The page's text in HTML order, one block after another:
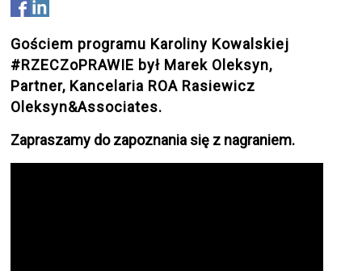
Gościem programu Karoliny Kowalskiej
#RZECZoPRAWIE był Marek Oleksyn,
Partner, Kancelaria ROA Rasiewicz
Oleksyn&Associates.
Zapraszamy do zapoznania się z nagraniem.